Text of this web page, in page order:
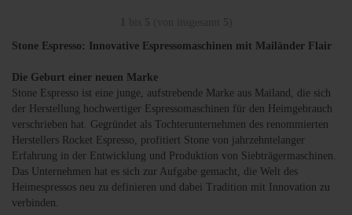
Stone Espresso: Innovative Espressomaschinen mit Mailänder Flair
Die Geburt einer neuen Marke
Stone Espresso ist eine junge, aufstrebende Marke aus Mailand, die sich
der Herstellung hochwertiger Espressomaschinen für den Heimgebrauch
verschrieben hat. Gegründet als Tochterunternehmen des renommierten
Herstellers Rocket Espresso, profitiert Stone von jahrzehntelanger
Erfahrung in der Entwicklung und Produktion von Siebträgermaschinen.
Das Unternehmen hat es sich zur Aufgabe gemacht, die Welt des
Heimespressos neu zu definieren und dabei Tradition mit Innovation zu
verbinden.